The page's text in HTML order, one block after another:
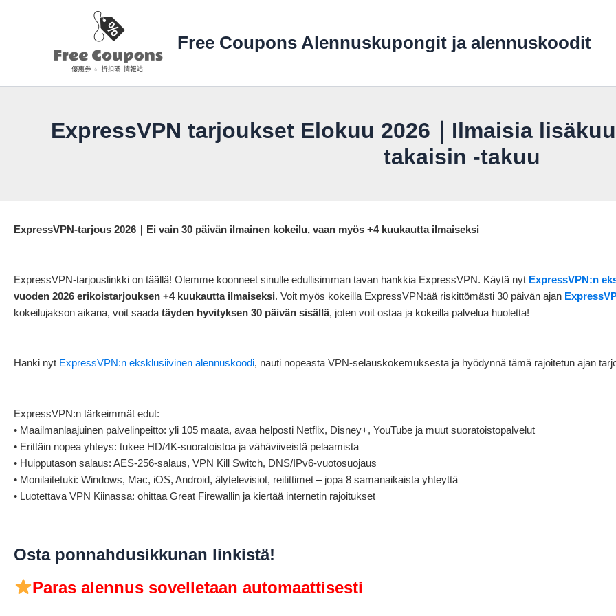
Free Coupons Alennuskupongit ja alennuskoodit
ExpressVPN tarjoukset Elokuu 2026｜Ilmaisia
takaisin -takuu
ExpressVPN-tarjous 2026｜Ei vain 30 päivän ilmainen kokeilu, vaan myös +4 kuukautta ilmaiseksi
ExpressVPN-tarjouslinkki on täällä! Olemme koonneet sinulle edullisimman tavan hankkia ExpressVPN. Käytä nyt ExpressVPN:n
vuoden 2026 erikoistarjouksen +4 kuukautta ilmaiseksi. Voit myös kokeilla ExpressVPN:ää riskittömästi 30 päivän ajan
kokeilujakson aikana, voit saada täyden hyvityksen 30 päivän sisällä, joten voit ostaa ja kokeilla palvelua huoletta!
Hanki nyt ExpressVPN:n eksklusiivinen alennuskoodi, nauti nopeasta VPN-selauskokemuksesta ja hyödynnä tämä rajoitetun ajan
ExpressVPN:n tärkeimmät edut:
• Maailmanlaajuinen palvelinpeitto: yli 105 maata, avaa helposti Netflix, Disney+, YouTube ja muut suoratoistopalvelut
• Erittäin nopea yhteys: tukee HD/4K-suoratoistoa ja vähäviiveistä pelaamista
• Huipputason salaus: AES-256-salaus, VPN Kill Switch, DNS/IPv6-vuotosuojaus
• Monilaitetuki: Windows, Mac, iOS, Android, älytelevisiot, reitittimet – jopa 8 samanaikaista yhteyttä
• Luotettava VPN Kiinassa: ohittaa Great Firewallin ja kiertää internetin rajoitukset
Osta ponnahdusikkunan linkistä!
Paras alennus sovelletaan automaattisesti